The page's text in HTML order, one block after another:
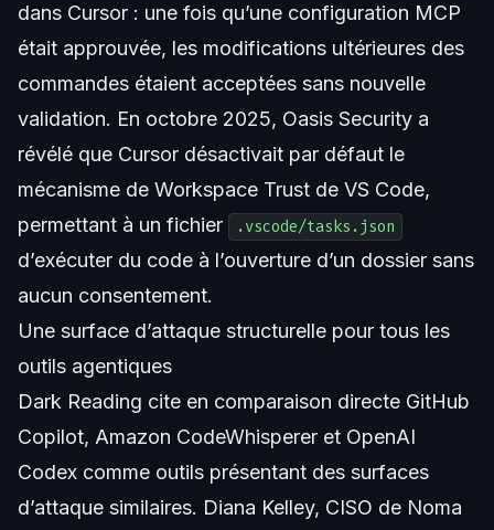
dans Cursor : une fois qu’une configuration MCP
était approuvée, les modifications ultérieures des
commandes étaient acceptées sans nouvelle
validation. En octobre 2025, Oasis Security a
révélé que Cursor désactivait par défaut le
mécanisme de Workspace Trust de VS Code,
permettant à un fichier
.vscode/tasks.json
d’exécuter du code à l’ouverture d’un dossier sans
aucun consentement.
Une surface d’attaque structurelle pour tous les
outils agentiques
Dark Reading cite en comparaison directe GitHub
Copilot, Amazon CodeWhisperer et OpenAI
Codex comme outils présentant des surfaces
d’attaque similaires. Diana Kelley, CISO de Noma